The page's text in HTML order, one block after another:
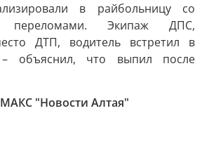
в райбольницу со
переломами. Экипаж ДПС,
ДТП, водитель встретил в
объяснил, что выпил после
"Новости Алтая"